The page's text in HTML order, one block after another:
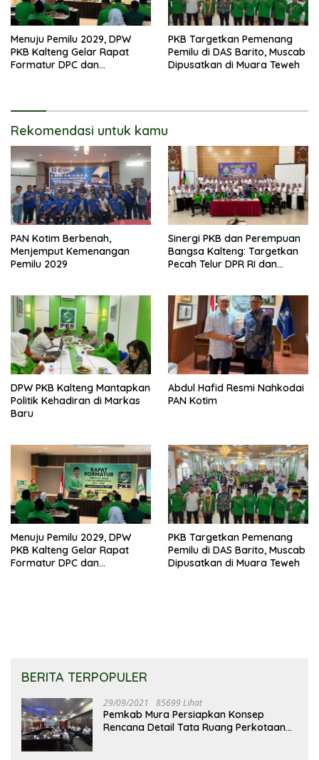
Menuju Pemilu 2029, DPW
PKB Kalteng Gelar Rapat
Formatur DPC dan
PKB Targetkan Pemenang
Pemilu di DAS Barito, Muscab
Dipusatkan di Muara Teweh
Rekomendasi untuk kamu
PAN Kotim Berbenah,
Menjemput Kemenangan
Pemilu 2029
Sinergi PKB dan Perempuan
Bangsa Kalteng: Targetkan
Pecah Telur DPR RI dan
DPW PKB Kalteng Mantapkan
Politik Kehadiran di Markas
Baru
Abdul Hafid Resmi Nahkodai
PAN Kotim
Menuju Pemilu 2029, DPW
PKB Kalteng Gelar Rapat
Formatur DPC dan
PKB Targetkan Pemenang
Pemilu di DAS Barito, Muscab
Dipusatkan di Muara Teweh
BERITA TERPOPULER
29/09/2021 85699 Lihat
Pemkab Mura Persiapkan Konsep
Rencana Detail Tata Ruang Perkotaan